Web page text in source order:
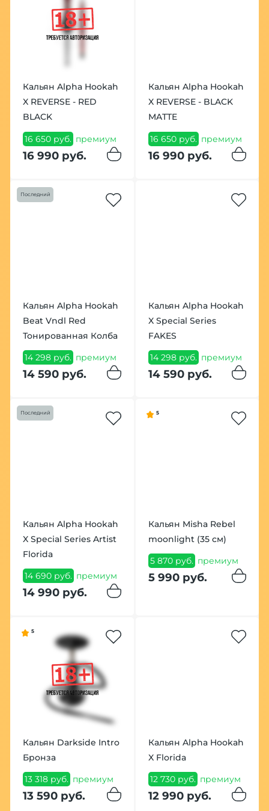
Кальян Alpha Hookah
X REVERSE - RED
BLACK
16 650 руб. премиум
16 990 руб.
Кальян Alpha Hookah
X REVERSE - BLACK
MATTE
16 650 руб. премиум
16 990 руб.
Последний
Кальян Alpha Hookah
Beat Vndl Red
Тонированная Колба
14 298 руб. премиум
14 590 руб.
Кальян Alpha Hookah
X Special Series
FAKES
14 298 руб. премиум
14 590 руб.
Последний
Кальян Alpha Hookah
X Special Series Artist
Florida
14 690 руб. премиум
14 990 руб.
5
Кальян Misha Rebel
moonlight (35 см)
5 870 руб. премиум
5 990 руб.
5
Кальян Darkside Intro
Бронза
13 318 руб. премиум
13 590 руб.
Кальян Alpha Hookah
X Florida
12 730 руб. премиум
12 990 руб.